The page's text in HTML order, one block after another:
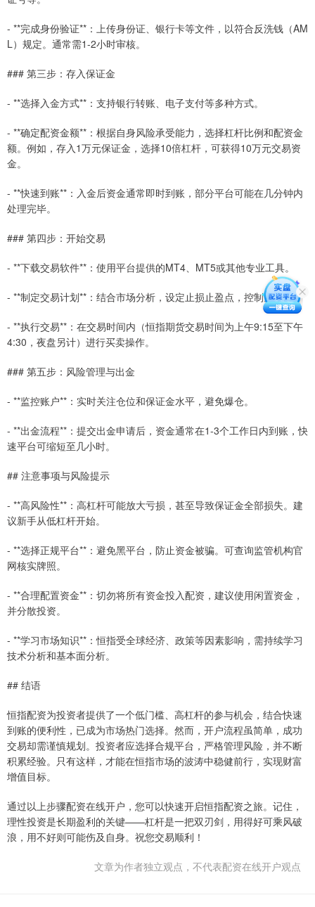
- **完成身份验证**：上传身份证、银行卡等文件，以符合反洗钱（AM
L）规定。通常需1-2小时审核。
### 第三步：存入保证金
- **选择入金方式**：支持银行转账、电子支付等多种方式。
- **确定配资金额**：根据自身风险承受能力，选择杠杆比例和配资金
额。例如，存入1万元保证金，选择10倍杠杆，可获得10万元交易资
金。
- **快速到账**：入金后资金通常即时到账，部分平台可能在几分钟内
处理完毕。
### 第四步：开始交易
- **下载交易软件**：使用平台提供的MT4、MT5或其他专业工具。
- **制定交易计划**：结合市场分析，设定止损止盈点，控制风险。
- **执行交易**：在交易时间内（恒指期货交易时间为上午9:15至下午
4:30，夜盘另计）进行买卖操作。
### 第五步：风险管理与出金
- **监控账户**：实时关注仓位和保证金水平，避免爆仓。
- **出金流程**：提交出金申请后，资金通常在1-3个工作日内到账，快
速平台可缩短至几小时。
## 注意事项与风险提示
- **高风险性**：高杠杆可能放大亏损，甚至导致保证金全部损失。建
议新手从低杠杆开始。
- **选择正规平台**：避免黑平台，防止资金被骗。可查询监管机构官
网核实牌照。
- **合理配置资金**：切勿将所有资金投入配资，建议使用闲置资金，
并分散投资。
- **学习市场知识**：恒指受全球经济、政策等因素影响，需持续学习
技术分析和基本面分析。
## 结语
恒指配资为投资者提供了一个低门槛、高杠杆的参与机会，结合快速
到账的便利性，已成为市场热门选择。然而，开户流程虽简单，成功
交易却需谨慎规划。投资者应选择合规平台，严格管理风险，并不断
积累经验。只有这样，才能在恒指市场的波涛中稳健前行，实现财富
增值目标。
通过以上步骤配资在线开户，您可以快速开启恒指配资之旅。记住，
理性投资是长期盈利的关键——杠杆是一把双刃剑，用得好可乘风破
浪，用不好则可能伤及自身。祝您交易顺利！
文章为作者独立观点，不代表配资在线开户观点